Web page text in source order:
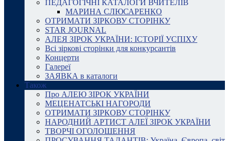
ПЕДАГОГІЧНІ КАТАЛОГИ ВЧИТЕЛІВ
МАРИНА СЛЮСАРЕНКО
ОТРИМАТИ ЗІРКОВУ СТОРІНКУ
STAR JOURNAL
АЛЕЯ ЗІРОК УКРАЇНИ: ІСТОРІЇ УСПІХУ
Всі зіркові сторінки для конкурсантів
Концерти
Галереї
ЗАЯВКА в каталоги
Також
Про АЛЕЮ ЗІРОК УКРАЇНИ
МЕЦЕНАТСЬКІ НАГОРОДИ
ОТРИМАТИ ЗІРКОВУ СТОРІНКУ
НАРОДНИЙ АРТИСТ АЛЕЇ ЗІРОК УКРАЇНИ
ТВОРЧІ ОГОЛОШЕННЯ